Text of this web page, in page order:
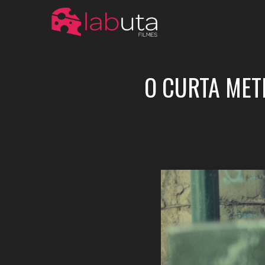
O CURTA
07
NOV 2017